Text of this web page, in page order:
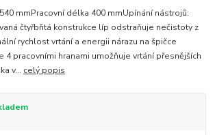
mmPracovní délka 400 mmUpínání nástrojů:
čtyřbřitá konstrukce líp odstraňuje nečistoty z
rychlost vrtání a energii nárazu na špičce
4 pracovními hranami umožňuje vrtání přesnějších
v... celý popis